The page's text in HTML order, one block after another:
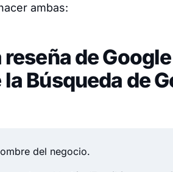
ambas:
de
Búsqueda de
del negocio.